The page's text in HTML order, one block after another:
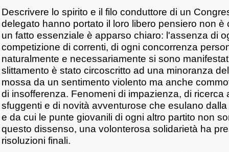
Descrivere lo spirito e il filo conduttore di un
delegato hanno portato il loro libero pensiero non è
un fatto essenziale è apparso chiaro: l'assenza di
competizione di correnti, di ogni concorrenza
naturalmente e necessariamente si sono
slittamento è stato circoscritto ad una minoranza
mossa da un sentimento violento ma anche
di insofferenza. Fenomeni di impazienza, di ricerca
sfuggenti e di novità avventurose che esulano
e da cui le punte giovanili di ogni altro partito non
questo dissenso, una volonterosa solidarietà ha
risoluzioni finali.